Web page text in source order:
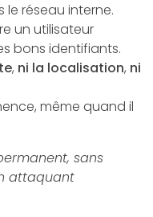
le réseau interne.
un utilisateur
bons identifiants.
, ni la localisation, ni
même quand il
sans
attaquant